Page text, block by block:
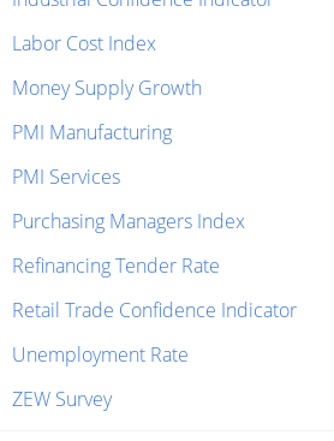
Labor Cost Index
Money Supply Growth
PMI Manufacturing
PMI Services
Purchasing Managers Index
Refinancing Tender Rate
Retail Trade Confidence Indicator
Unemployment Rate
ZEW Survey